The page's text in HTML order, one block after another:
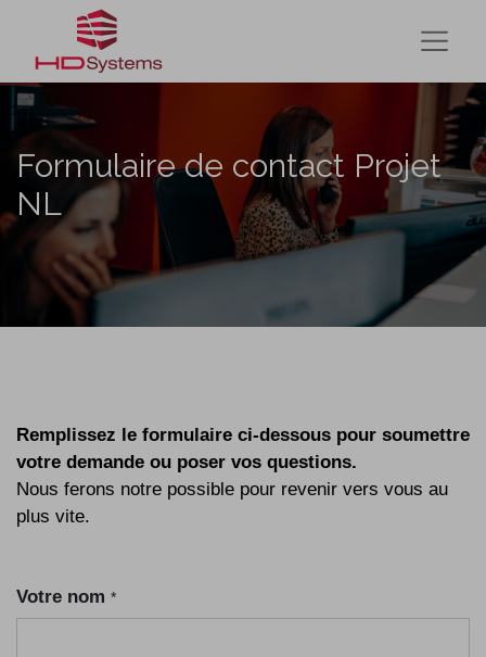
Formulaire de contact Projet
NL
Remplissez le formulaire ci-dessous pour soumettre
votre demande ou poser vos questions.
Nous ferons notre possible pour revenir vers vous au
plus vite.
Votre nom *